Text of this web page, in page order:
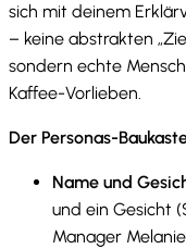
sich mit deinem
– keine abstrakten
sondern echte
Kaffee-Vorlieben.
Der Personas-
Name und
und ein Gesicht
Manager